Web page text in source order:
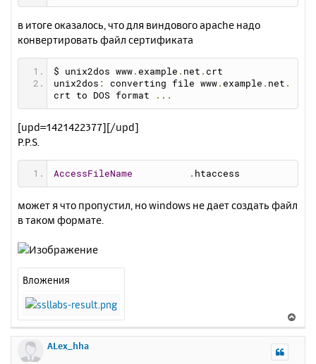
в итоге оказалось, что для виндового apache надо
конвертировать файл сертификата
$ unix2dos www . example . net . crt
unix2dos : converting file www . example . net .
crt to DOS format
...
[upd=1421422377][/upd]
P.P.S.
AccessFileName . htaccess
может я что пропустил, но windows не дает создать файл
в таком формате.
Вложения
е
ALex_hha